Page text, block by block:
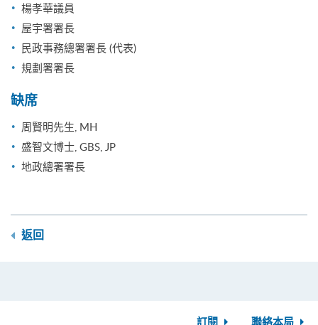
楊孝華議員
屋宇署署長
民政事務總署署長 (代表)
規劃署署長
缺席
周賢明先生, MH
盛智文博士, GBS, JP
地政總署署長
返回
訂閱 聯絡本局